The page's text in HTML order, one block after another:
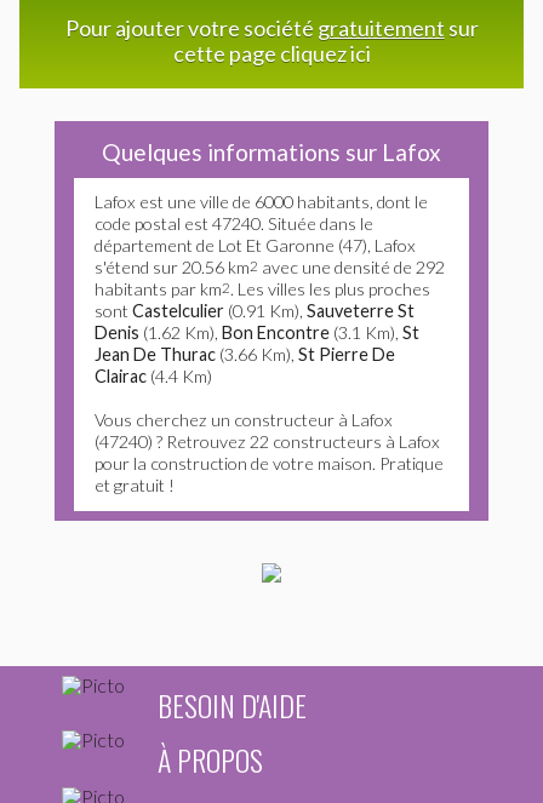
Pour ajouter votre société gratuitement sur
cette page cliquez ici
Quelques informations sur Lafox
Lafox est une ville de 6000 habitants, dont le
code postal est 47240. Située dans le
département de Lot Et Garonne (47), Lafox
s'étend sur 20.56 km2 avec une densité de 292
habitants par km2. Les villes les plus proches
sontCastelculier (0.91 Km),Sauveterre St
Denis (1.62 Km),Bon Encontre (3.1 Km),St
Jean De Thurac (3.66 Km),St Pierre De
Clairac (4.4 Km)
Vous cherchez un constructeur à Lafox
(47240) ? Retrouvez 22 constructeurs à Lafox
pour la construction de votre maison. Pratique
et gratuit !
BESOIN D'AIDE
À PROPOS